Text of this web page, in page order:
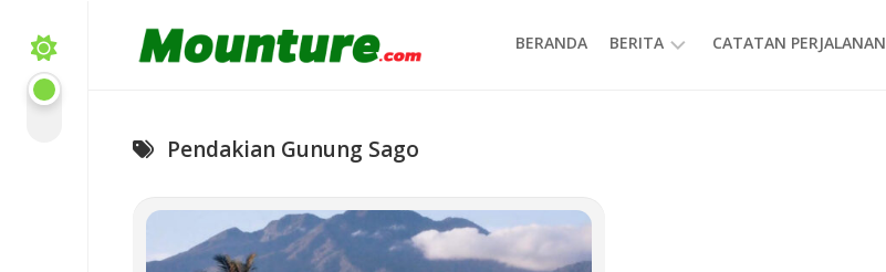
content
BERANDA BERITA CATATAN PERJALANAN
Pendakian Gunung Sago